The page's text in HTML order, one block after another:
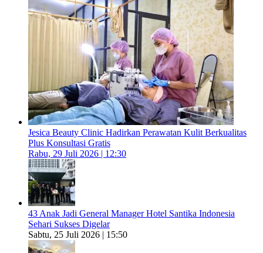
Jesica Beauty Clinic Hadirkan Perawatan Kulit Berkualitas
Plus Konsultasi Gratis
Rabu, 29 Juli 2026 | 12:30
43 Anak Jadi General Manager Hotel Santika Indonesia
Sehari Sukses Digelar
Sabtu, 25 Juli 2026 | 15:50